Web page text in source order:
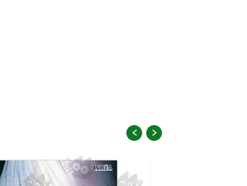
‹ ›